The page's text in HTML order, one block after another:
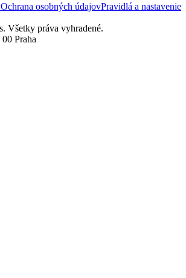
Ochrana osobných údajovPravidlá a nastavenie
Všetky práva vyhradené.
Praha